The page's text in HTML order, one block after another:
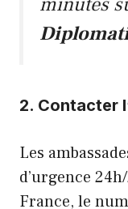
2. Contacter
Les
d’urgence
France, le